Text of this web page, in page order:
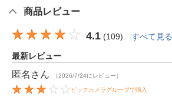
商品レビュー
4.1 (109) すべて見る
最新レビュー
匿名 さん （2026/7/24にレビュー）
ビックカメラグループで購入